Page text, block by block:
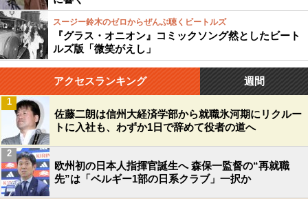
スージー鈴木のゼロからぜんぶ聴くビートルズ
『グラス・オニオン』コミックソング然としたビート
ルズ版「微笑がえし」
アクセスランキング 週間
佐藤二朗は信州大経済学部から就職氷河期にリクルー
トに入社も、わずか1日で辞めて役者の道へ
1
欧州初の日本人指揮官誕生へ 森保一監督の“再就職
先”は「ベルギー1部の日系クラブ」一択か
2